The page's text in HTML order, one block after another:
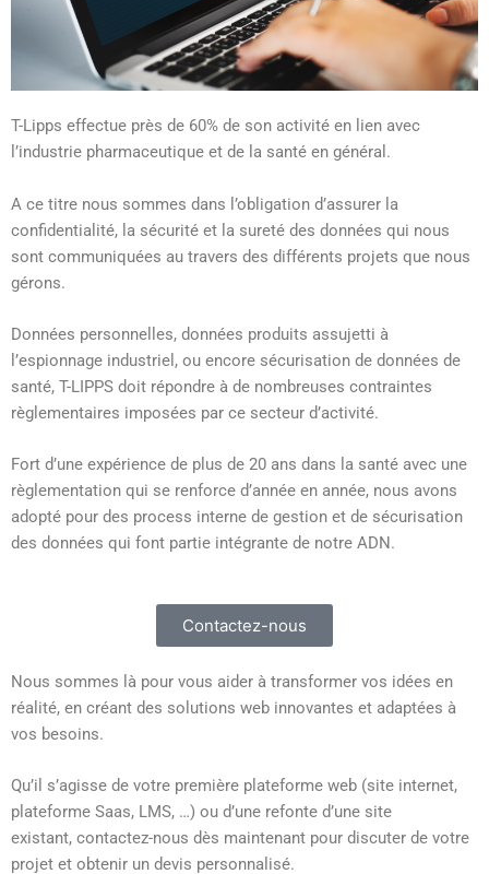
T-Lipps effectue près de 60% de son activité en lien avec
l’industrie pharmaceutique et de la santé en général.
A ce titre nous sommes dans l’obligation d’assurer la
confidentialité, la sécurité et la sureté des données qui nous
sont communiquées au travers des différents projets que nous
gérons.
Données personnelles, données produits assujetti à
l’espionnage industriel, ou encore sécurisation de données de
santé, T-LIPPS doit répondre à de nombreuses contraintes
règlementaires imposées par ce secteur d’activité.
Fort d’une expérience de plus de 20 ans dans la santé avec une
règlementation qui se renforce d’année en année, nous avons
adopté pour des process interne de gestion et de sécurisation
des données qui font partie intégrante de notre ADN.
Contactez-nous
Nous sommes là pour vous aider à transformer vos idées en
réalité, en créant des solutions web innovantes et adaptées à
vos besoins.
Qu’il s’agisse de votre première plateforme web (site internet,
plateforme Saas, LMS, …) ou d’une refonte d’une site
existant, contactez-nous dès maintenant pour discuter de votre
projet et obtenir un devis personnalisé.